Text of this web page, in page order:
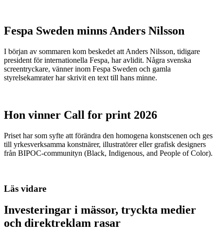
Fespa Sweden minns Anders Nilsson
I början av sommaren kom beskedet att Anders Nilsson, tidigare
president för internationella Fespa, har avlidit. Några svenska
screentryckare, vänner inom Fespa Sweden och gamla
styrelsekamrater har skrivit en text till hans minne.
Hon vinner Call for print 2026
Priset har som syfte att förändra den homogena konstscenen och ges
till yrkesverksamma konstnärer, illustratörer eller grafisk designers
från BIPOC-communityn (Black, Indigenous, and People of Color).
Läs vidare
Investeringar i mässor, tryckta medier
och direktreklam rasar